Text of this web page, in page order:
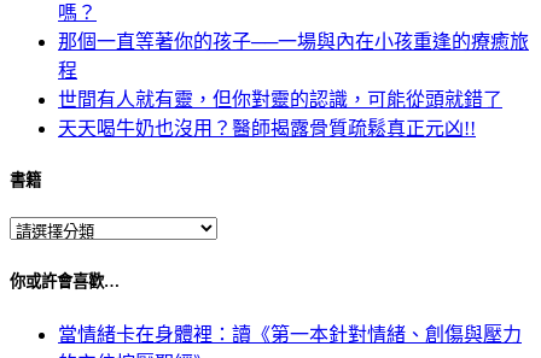
嗎？
那個一直等著你的孩子──一場與內在小孩重逢的療癒旅
程
世間有人就有靈，但你對靈的認識，可能從頭就錯了
天天喝牛奶也沒用？醫師揭露骨質疏鬆真正元凶!!
書籍
你或許會喜歡…
當情緒卡在身體裡：讀《第一本針對情緒、創傷與壓力